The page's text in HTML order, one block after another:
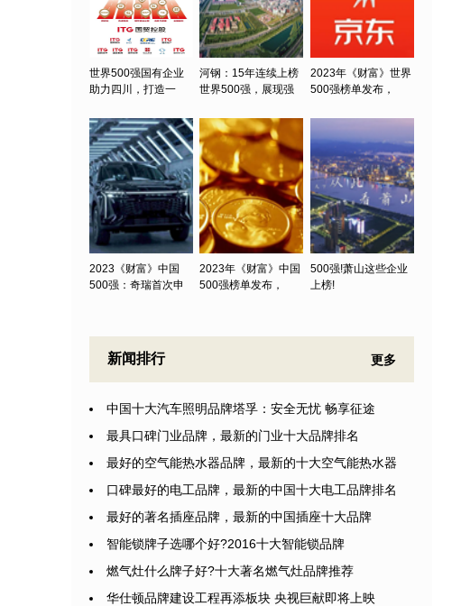
世界500强国有企业
助力四川，打造一
河钢：15年连续上榜
世界500强，展现强
2023年《财富》世界
500强榜单发布，
2023《财富》中国
500强：奇瑞首次申
2023年《财富》中国
500强榜单发布，
500强!萧山这些企业
上榜!
新闻排行 更多
中国十大汽车照明品牌塔孚：安全无忧 畅享征途
最具口碑门业品牌，最新的门业十大品牌排名
最好的空气能热水器品牌，最新的十大空气能热水器
口碑最好的电工品牌，最新的中国十大电工品牌排名
最好的著名插座品牌，最新的中国插座十大品牌
智能锁牌子选哪个好?2016十大智能锁品牌
燃气灶什么牌子好?十大著名燃气灶品牌推荐
华仕顿品牌建设工程再添板块 央视巨献即将上映